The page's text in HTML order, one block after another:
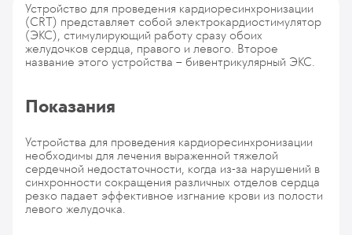
Устройство для проведения кардиоресинхронизации
(CRT) представляет собой электрокардиостимулятор
(ЭКС), стимулирующий работу сразу обоих
желудочков сердца, правого и левого. Второе
название этого устройства – бивентрикулярный ЭКС.
Показания
Устройства для проведения кардиоресинхронизации
необходимы для лечения выраженной тяжелой
сердечной недостаточности, когда из-за нарушений в
синхронности сокращения различных отделов сердца
резко падает эффективное изгнание крови из полости
левого желудочка.